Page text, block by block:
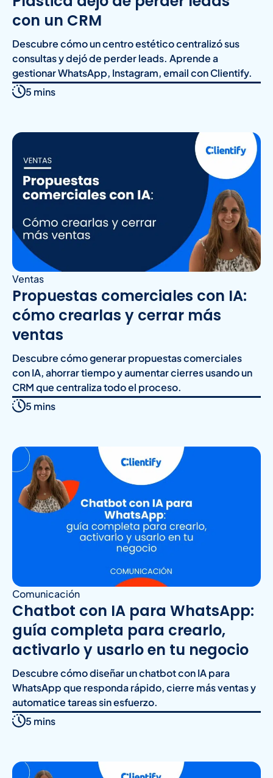
con un CRM
Descubre cómo un centro estético centralizó sus
consultas y dejó de perder leads. Aprende a
gestionar WhatsApp, Instagram, email con Clientify.
5 mins
Ventas
Propuestas comerciales con IA:
cómo crearlas y cerrar más
ventas
Descubre cómo generar propuestas comerciales
con IA, ahorrar tiempo y aumentar cierres usando un
CRM que centraliza todo el proceso.
5 mins
Comunicación
Chatbot con IA para WhatsApp:
guía completa para crearlo,
activarlo y usarlo en tu negocio
Descubre cómo diseñar un chatbot con IA para
WhatsApp que responda rápido, cierre más ventas y
automatice tareas sin esfuerzo.
5 mins